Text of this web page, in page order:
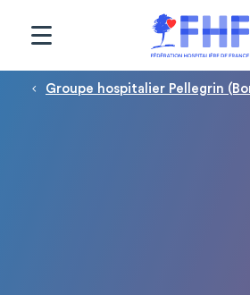
Fil d'Ariane
Groupe hospitalier Pellegrin
Panneau de gestion des cookies